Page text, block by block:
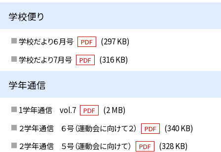
学校便り
学校だより６月号 PDF
(297 KB)
学校だより7月号
PDF (316 KB)
学年通信
1学年通信 vol.7 PDF
(2 MB)
２学年通信 ６号（運動会に向けて２）
PDF
(340 KB)
２学年通信 ５号（運動会に向けて）
PDF
(328 KB)